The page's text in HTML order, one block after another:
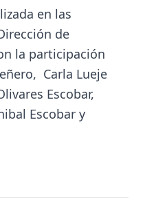
en las
de
la participación
Carla Lueje
Escobar,
Escobar y